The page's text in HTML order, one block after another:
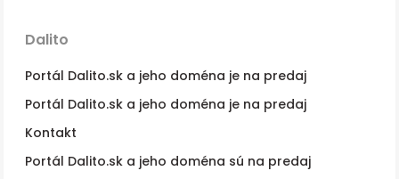
Dalito
Portál Dalito.sk a jeho doména je na predaj
Portál Dalito.sk a jeho doména je na predaj
Kontakt
Portál Dalito.sk a jeho doména sú na predaj